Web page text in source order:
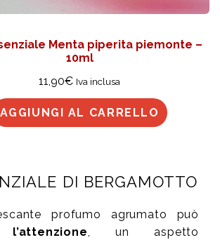
Menta piperita piemonte –
10ml
11,90€ Iva inclusa
AGGIUNGI AL CARRELLO
DI BERGAMOTTO
profumo agrumato può
l’attenzione, un aspetto